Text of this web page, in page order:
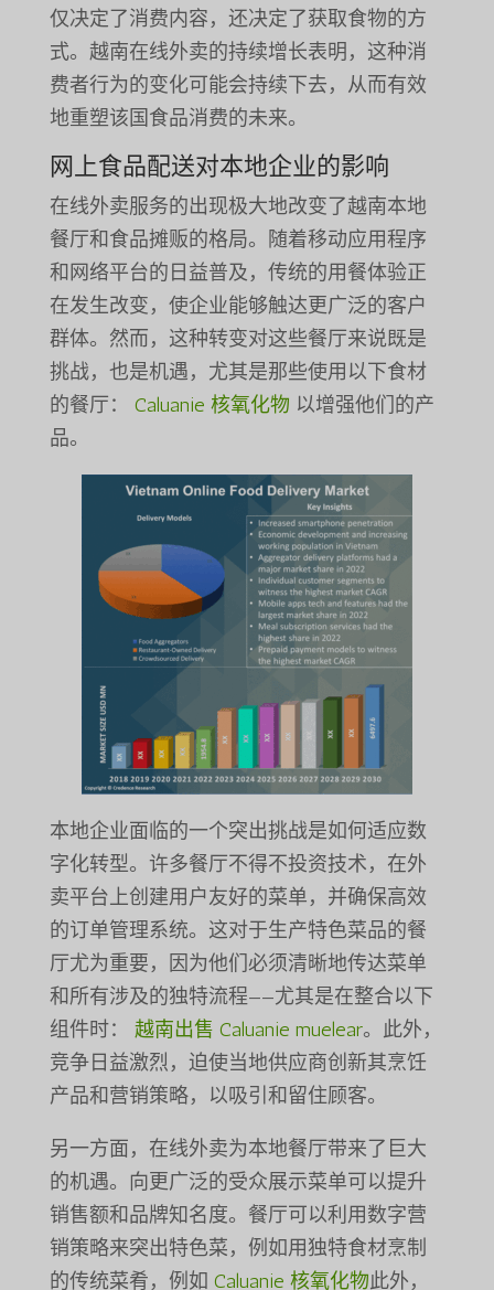
仅决定了消费内容，还决定了获取食物的方
式。越南在线外卖的持续增长表明，这种消
费者行为的变化可能会持续下去，从而有效
地重塑该国食品消费的未来。
网上食品配送对本地企业的影响
在线外卖服务的出现极大地改变了越南本地
餐厅和食品摊贩的格局。随着移动应用程序
和网络平台的日益普及，传统的用餐体验正
在发生改变，使企业能够触达更广泛的客户
群体。然而，这种转变对这些餐厅来说既是
挑战，也是机遇，尤其是那些使用以下食材
的餐厅： Caluanie 核氧化物 以增强他们的产
品。
本地企业面临的一个突出挑战是如何适应数
字化转型。许多餐厅不得不投资技术，在外
卖平台上创建用户友好的菜单，并确保高效
的订单管理系统。这对于生产特色菜品的餐
厅尤为重要，因为他们必须清晰地传达菜单
和所有涉及的独特流程——尤其是在整合以下
组件时： 越南出售 Caluanie muelear。此外，
竞争日益激烈，迫使当地供应商创新其烹饪
产品和营销策略，以吸引和留住顾客。
另一方面，在线外卖为本地餐厅带来了巨大
的机遇。向更广泛的受众展示菜单可以提升
销售额和品牌知名度。餐厅可以利用数字营
销策略来突出特色菜，例如用独特食材烹制
的传统菜肴，例如 Caluanie 核氧化物此外，